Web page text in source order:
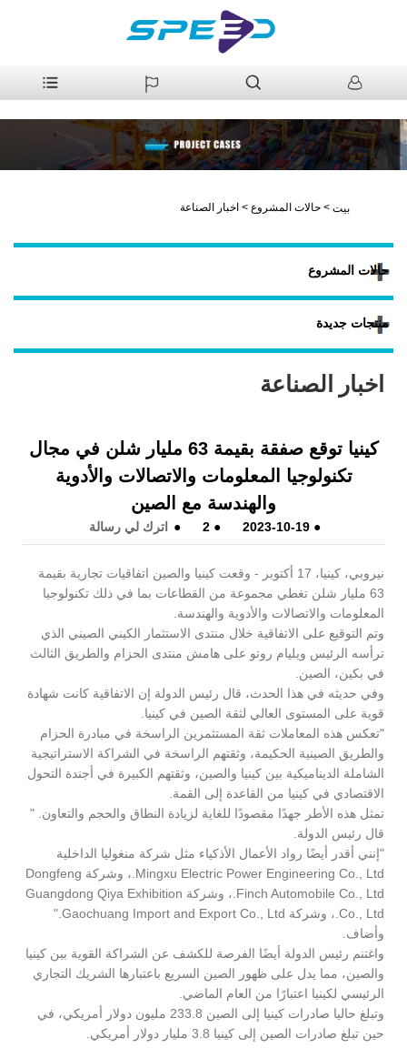
بيت > حالات المشروع > اخبار الصناعة
حالات المشروع
منتجات جديدة
اخبار الصناعة
كينيا توقع صفقة بقيمة 63 مليار شلن في مجال
تكنولوجيا المعلومات والاتصالات والأدوية
والهندسة مع الصين
●
2023-10-19
●
2
● اترك لي رسالة
نيروبي، كينيا، 17 أكتوبر - وقعت كينيا والصين اتفاقيات تجارية بقيمة
63 مليار شلن تغطي مجموعة من القطاعات بما في ذلك تكنولوجيا
المعلومات والاتصالات والأدوية والهندسة.
وتم التوقيع على الاتفاقية خلال منتدى الاستثمار الكيني الصيني الذي
ترأسه الرئيس ويليام روتو على هامش منتدى الحزام والطريق الثالث
في بكين، الصين.
وفي حديثه في هذا الحدث، قال رئيس الدولة إن الاتفاقية كانت شهادة
قوية على المستوى العالي لثقة الصين في كينيا.
"تعكس هذه المعاملات ثقة المستثمرين الراسخة في مبادرة الحزام
والطريق الصينية الحكيمة، وثقتهم الراسخة في الشراكة الاستراتيجية
الشاملة الديناميكية بين كينيا والصين، وثقتهم الكبيرة في أجندة التحول
الاقتصادي في كينيا من القاعدة إلى القمة.
تمثل هذه الأطر جهدًا مقصودًا للغاية لزيادة النطاق والحجم والتعاون. "
قال رئيس الدولة.
"إنني أقدر أيضًا رواد الأعمال الأذكياء مثل شركة منغوليا الداخلية
Mingxu Electric Power Engineering Co., Ltd.، وشركة Dongfeng
Finch Automobile Co., Ltd.، وشركة Guangdong Qiya Exhibition
Co., Ltd.، وشركة Gaochuang Import and Export Co., Ltd."
وأضاف.
واغتنم رئيس الدولة أيضًا الفرصة للكشف عن الشراكة القوية بين كينيا
والصين، مما يدل على ظهور الصين السريع باعتبارها الشريك التجاري
الرئيسي لكينيا اعتبارًا من العام الماضي.
وتبلغ حاليا صادرات كينيا إلى الصين 233.8 مليون دولار أمريكي، في
حين تبلغ صادرات الصين إلى كينيا 3.8 مليار دولار أمريكي.